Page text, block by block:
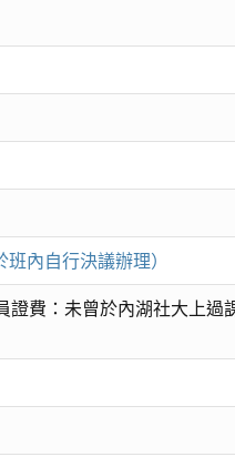
內自行決議辦理）
費：未曾於內湖社大上過